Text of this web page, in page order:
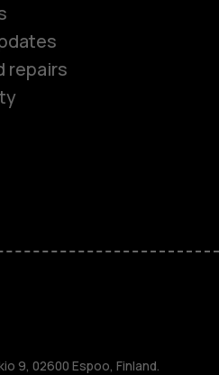
repairs
9, 02600 Espoo, Finland.